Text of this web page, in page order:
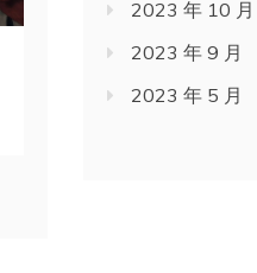
2023 年 10 月
2023 年 9 月
2023 年 5 月